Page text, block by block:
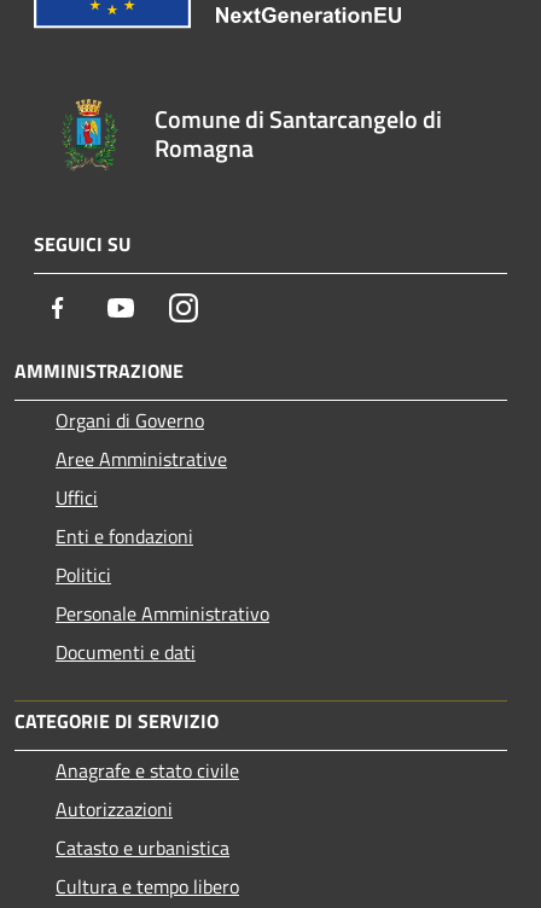
Comune di Santarcangelo di
Romagna
SEGUICI SU
Facebook YoutubeInstagram
AMMINISTRAZIONE
Organi di Governo
Aree Amministrative
Uffici
Enti e fondazioni
Politici
Personale Amministrativo
Documenti e dati
CATEGORIE DI SERVIZIO
Anagrafe e stato civile
Autorizzazioni
Catasto e urbanistica
Cultura e tempo libero